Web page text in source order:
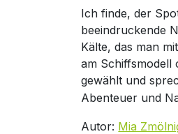
Ich finde, der
beeindruckende
Kälte, das man
am Schiffsmodell
gewählt und
Abenteuer und
Autor: Mia